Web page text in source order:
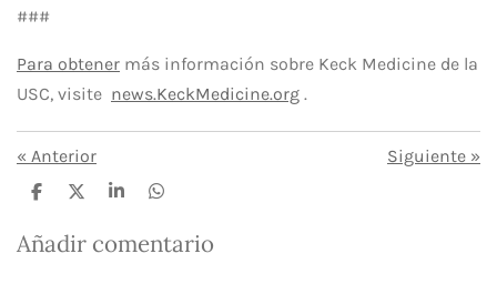
###
Para obtener más información sobre Keck Medicine de la
USC, visite news.KeckMedicine.org .
« Anterior Siguiente »
C
m
p
C
p
C
p
C
p
Añadir comentario